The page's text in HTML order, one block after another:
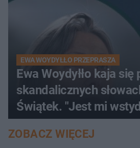
EWA WOYDYŁŁO PRZEPRASZA
Ewa Woydyłło kaja się
skandalicznych
Świątek. "Jest mi
ZOBACZ WIĘCEJ